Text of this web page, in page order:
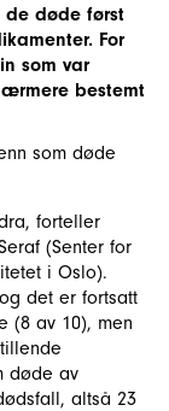
de døde først
For
som var
bestemt
som døde
forteller
(Senter for
i Oslo).
det er fortsatt
(8 av 10), men
døde av
altså 23